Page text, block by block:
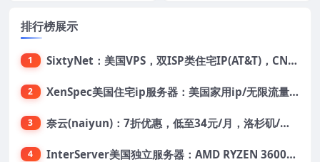
排行榜展示
1 SixtyNet：美国VPS，双ISP类住宅IP(AT&T)，CN2 GIA网络，超高DDoS防御，$14/月，2G内存/2核/40gSSD/5T流量/10Gbps带宽
2 XenSpec美国住宅ip服务器：美国家用ip/无限流量/10Gbps独享带宽/449美元/月起，支持支付宝
3 奈云(naiyun)：7折优惠，低至34元/月，洛杉矶/香港机房，三网CN2 GIA/CUII/高防保护，解锁Chatgpt/Tiktok
4 InterServer美国独立服务器：AMD RYZEN 3600X处理器，75美元/月，送40美元